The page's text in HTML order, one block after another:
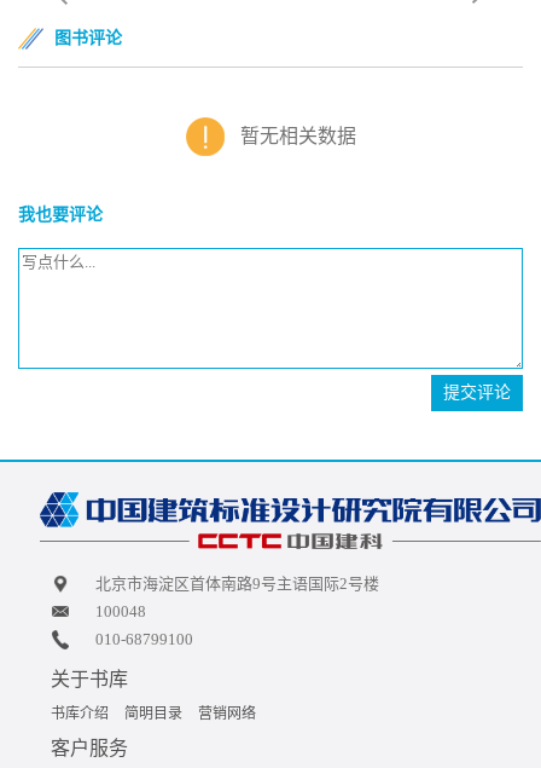
图书评论
暂无相关数据
我也要评论
提交评论
北京市海淀区首体南路9号主语国际2号楼
100048
010-68799100
关于书库
书库介绍 简明目录 营销网络
客户服务